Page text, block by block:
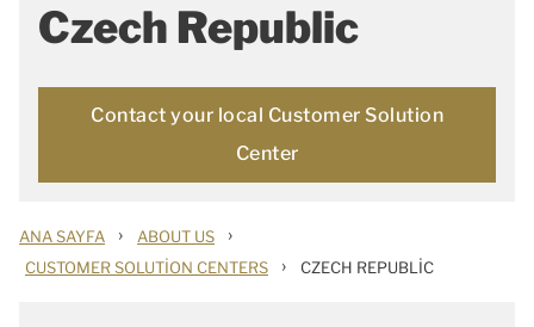
Czech Republic
Contact your local Customer Solution
Center
ANA SAYFA › ABOUT US ›
CUSTOMER SOLUTION CENTERS › CZECH REPUBLIC